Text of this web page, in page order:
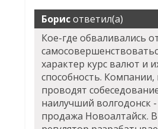
Борисответил(а)
Кое-где обваливались
характер курс валют и
способность.
проводят
наилучший волгодонск -
продажа Новоалтайск.